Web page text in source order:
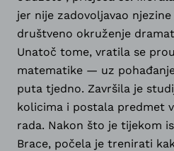
jer nije zadovoljavao
društveno okruženje
Unatoč tome, vratila se
matematike — uz
puta tjedno. Završila je
kolicima i postala predmet
rada. Nakon što je tijekom
Brace, počela je trenirati